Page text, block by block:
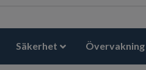
Säkerhet